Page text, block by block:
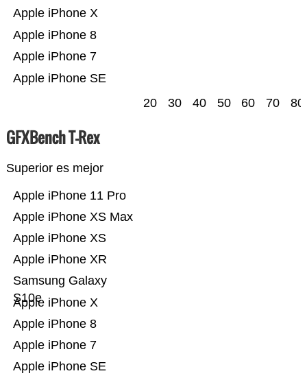
Apple iPhone SE
Apple iPhone 7
Apple iPhone 8
Apple iPhone X
20 30 40 50 60 70 80
GFXBench T-Rex
Superior es mejor
Apple iPhone SE
Apple iPhone 7
Apple iPhone 8
Apple iPhone X
Samsung Galaxy
S10e
Apple iPhone XR
Apple iPhone XS
Apple iPhone XS Max
Apple iPhone 11 Pro